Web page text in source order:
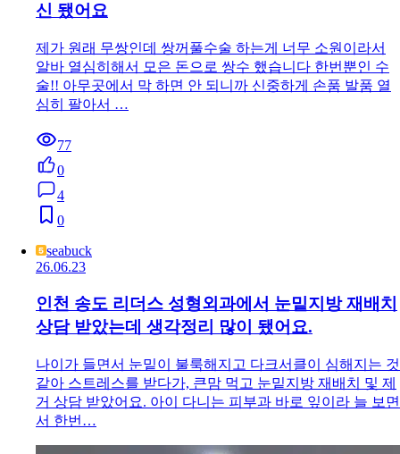
신 됐어요
제가 원래 무쌍인데 쌍꺼풀수술 하는게 너무 소원이라서
알바 열심히해서 모은 돈으로 쌍수 했습니다 한번뿐인 수
술!! 아무곳에서 막 하면 안 되니까 신중하게 손품 발품 열
심히 팔아서 …
77
0
4
0
seabuck
26.06.23
인천 송도 리더스 성형외과에서 눈밑지방 재배치
상담 받았는데 생각정리 많이 됐어요.
나이가 들면서 눈밑이 불룩해지고 다크서클이 심해지는 것
같아 스트레스를 받다가, 큰맘 먹고 눈밑지방 재배치 및 제
거 상담 받았어요. 아이 다니는 피부과 바로 잎이라 늘 보면
서 한번…